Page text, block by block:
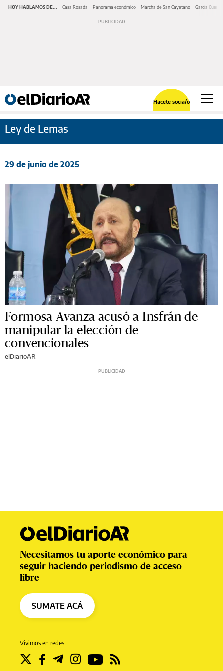
HOY HABLAMOS DE... Casa Rosada Panorama económico Marcha de San Cayetano García Cuerva
Hacete socia/o
Ley de Lemas
29 de junio de 2025
Formosa Avanza acusó a Insfrán de
manipular la elección de
convencionales
elDiarioAR
Vivimos en redes
Necesitamos tu aporte económico para
seguir haciendo periodismo de acceso
libre
SUMATE ACÁ